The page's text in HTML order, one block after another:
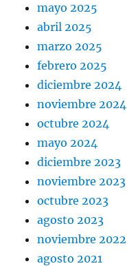
mayo 2025
abril 2025
marzo 2025
febrero 2025
diciembre 2024
noviembre 2024
octubre 2024
mayo 2024
diciembre 2023
noviembre 2023
octubre 2023
agosto 2023
noviembre 2022
agosto 2021